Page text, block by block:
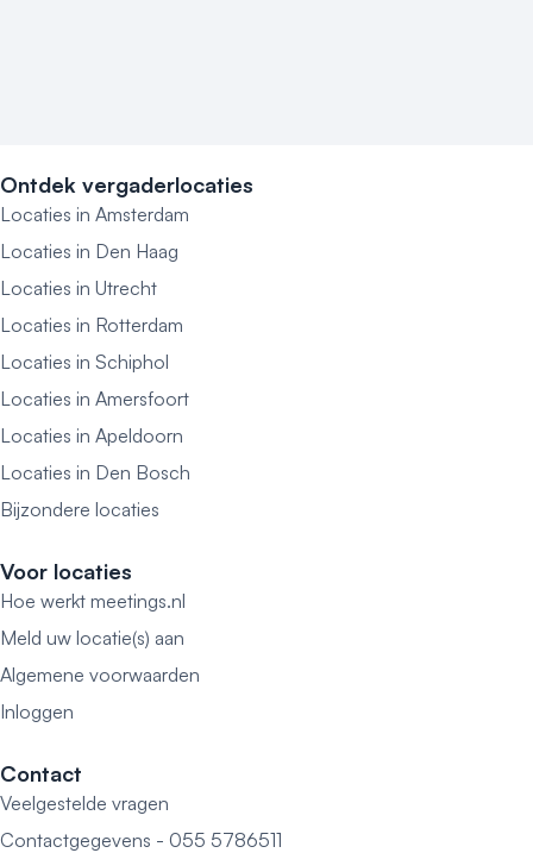
Ontdek vergaderlocaties
Locaties in Amsterdam
Locaties in Den Haag
Locaties in Utrecht
Locaties in Rotterdam
Locaties in Schiphol
Locaties in Amersfoort
Locaties in Apeldoorn
Locaties in Den Bosch
Bijzondere locaties
Voor locaties
Hoe werkt meetings.nl
Meld uw locatie(s) aan
Algemene voorwaarden
Inloggen
Contact
Veelgestelde vragen
Contactgegevens - 055 5786511